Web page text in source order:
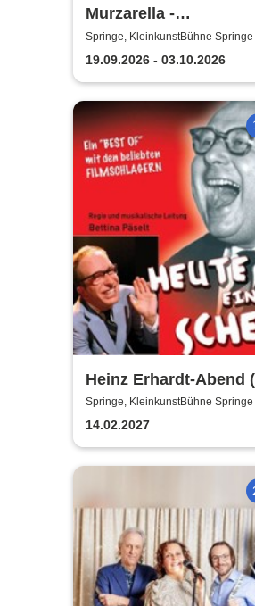
Murzarella -
Bauchgesänge...Best
Springe, KleinkunstBühne Springe
19.09.2026 - 03.10.2026
Heinz Erhardt-Abend
Getränke)
Springe, KleinkunstBühne Springe
14.02.2027